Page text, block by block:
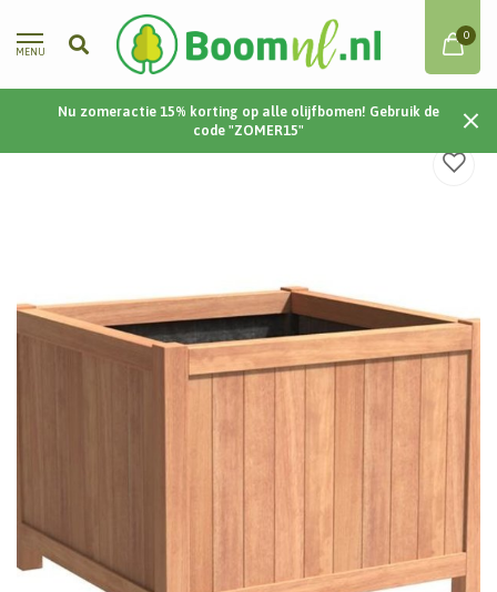
MENU
0
Nu zomeractie 15% korting op alle olijfbomen! Gebruik de
code "ZOMER15"
Home / Valencia | Hardhout | 120x120x950 cm